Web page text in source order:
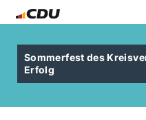
Sommerfest des
Erfolg